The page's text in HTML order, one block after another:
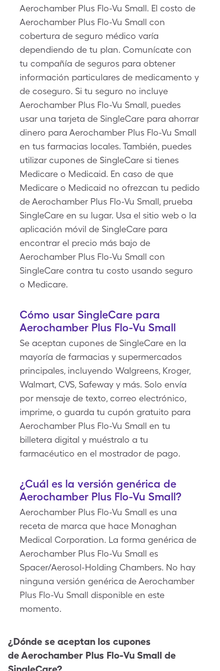
Aerochamber Plus Flo-Vu Small. El costo de
Aerochamber Plus Flo-Vu Small con
cobertura de seguro médico varía
dependiendo de tu plan. Comunícate con
tu compañía de seguros para obtener
información particulares de medicamento y
de coseguro. Si tu seguro no incluye
Aerochamber Plus Flo-Vu Small, puedes
usar una tarjeta de SingleCare para ahorrar
dinero para Aerochamber Plus Flo-Vu Small
en tus farmacias locales. También, puedes
utilizar cupones de SingleCare si tienes
Medicare o Medicaid. En caso de que
Medicare o Medicaid no ofrezcan tu pedido
de Aerochamber Plus Flo-Vu Small, prueba
SingleCare en su lugar. Usa el sitio web o la
aplicación móvil de SingleCare para
encontrar el precio más bajo de
Aerochamber Plus Flo-Vu Small con
SingleCare contra tu costo usando seguro
o Medicare.
Cómo usar SingleCare para
Aerochamber Plus Flo-Vu Small
Se aceptan cupones de SingleCare en la
mayoría de farmacias y supermercados
principales, incluyendo Walgreens, Kroger,
Walmart, CVS, Safeway y más. Solo envía
por mensaje de texto, correo electrónico,
imprime, o guarda tu cupón gratuito para
Aerochamber Plus Flo-Vu Small en tu
billetera digital y muéstralo a tu
farmacéutico en el mostrador de pago.
¿Cuál es la versión genérica de
Aerochamber Plus Flo-Vu Small?
Aerochamber Plus Flo-Vu Small es una
receta de marca que hace Monaghan
Medical Corporation. La forma genérica de
Aerochamber Plus Flo-Vu Small es
Spacer/Aerosol-Holding Chambers. No hay
ninguna versión genérica de Aerochamber
Plus Flo-Vu Small disponible en este
momento.
¿Dónde se aceptan los cupones
deAerochamber Plus Flo-Vu Small de